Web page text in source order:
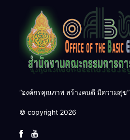
“องค์กรคุณภาพ สร้างคนดี มีความสุข”
© copyright 2026